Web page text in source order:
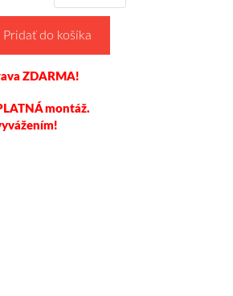
Pridať do košíka
ZDARMA!
montáž.